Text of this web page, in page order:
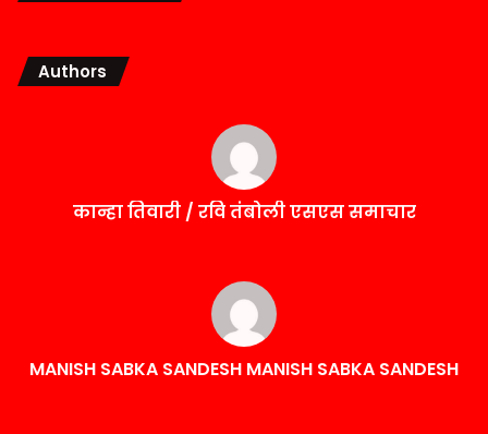
Authors
कान्हा तिवारी / रवि तंबोली एसएस समाचार
MANISH SABKA SANDESH MANISH SABKA SANDESH